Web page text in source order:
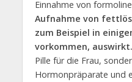
Einnahme von formoline
Aufnahme von
zum Beispiel in
vorkommen, auswirkt.
Pille für die Frau,
Hormonpräparate und